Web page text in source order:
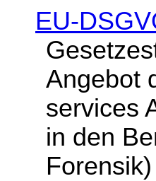
EU-
Angebot
services
in den
Forensik)